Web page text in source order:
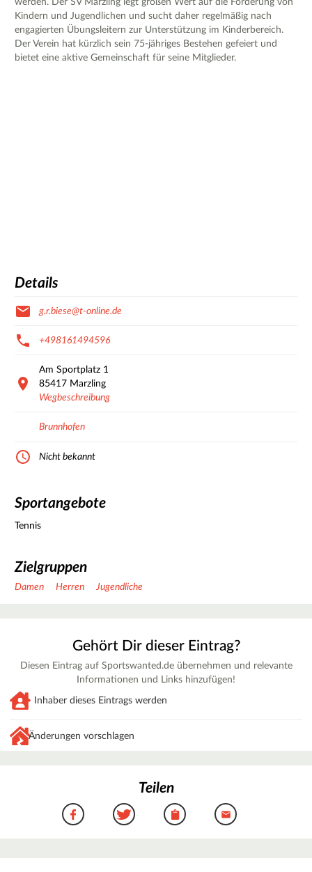
Kindern und Jugendlichen und sucht daher regelmäßig nach
engagierten Übungsleitern zur Unterstützung im Kinderbereich.
Der Verein hat kürzlich sein 75-jähriges Bestehen gefeiert und
bietet eine aktive Gemeinschaft für seine Mitglieder.
Details
g.r.biese@t-online.de
+498161494596
Am Sportplatz 1
85417 Marzling
Wegbeschreibung
Brunnhofen
Nicht bekannt
Sportangebote
Tennis
Zielgruppen
Damen Herren Jugendliche
Gehört Dir dieser Eintrag?
Diesen Eintrag auf Sportswanted.de übernehmen und relevante
Informationen und Links hinzufügen!
Inhaber dieses Eintrags werden
Änderungen vorschlagen
Teilen